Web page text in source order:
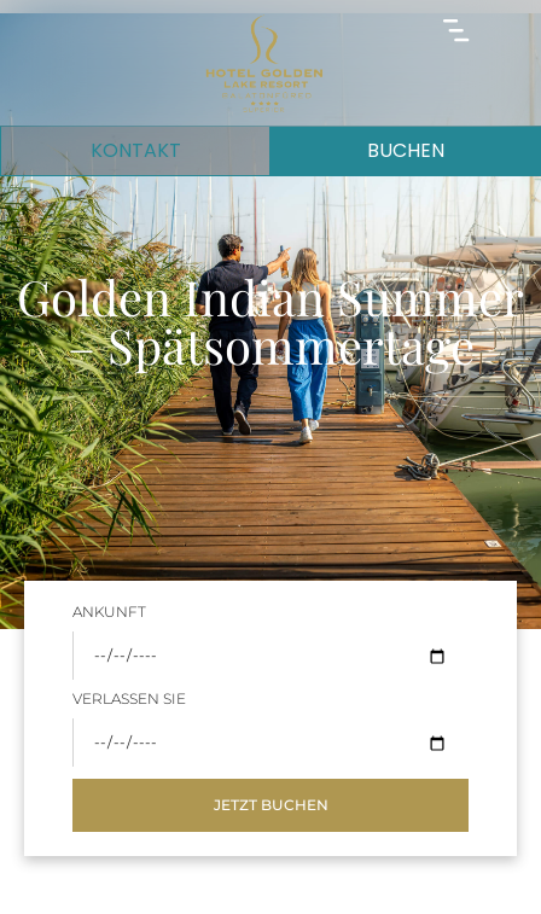
KONTAKT BUCHEN
Golden Indian Summer
– Spätsommertage
ANKUNFT
VERLASSEN SIE
JETZT BUCHEN